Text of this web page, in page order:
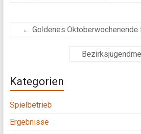
← Goldenes Oktoberwochenende
Kategorien
Spielbetrieb
Ergebnisse